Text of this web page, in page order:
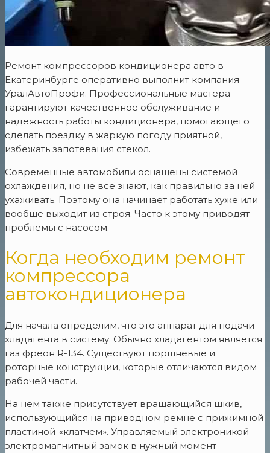
Ремонт компрессоров кондиционера авто в
Екатеринбурге оперативно выполнит компания
УралАвтоПрофи. Профессиональные мастера
гарантируют качественное обслуживание и
надежность работы кондиционера, помогающего
сделать поездку в жаркую погоду приятной,
избежать запотевания стекол.
Современные автомобили оснащены системой
охлаждения, но не все знают, как правильно за ней
ухаживать. Поэтому она начинает работать хуже или
вообще выходит из строя. Часто к этому приводят
проблемы с насосом.
Когда необходим ремонт
компрессора
автокондиционера
Для начала определим, что это аппарат для подачи
хладагента в систему. Обычно хладагентом является
газ фреон R-134. Существуют поршневые и
роторные конструкции, которые отличаются видом
рабочей части.
На нем также присутствует вращающийся шкив,
использующийся на приводном ремне с прижимной
пластиной-«клатчем». Управляемый электроникой
электромагнитный замок в нужный момент